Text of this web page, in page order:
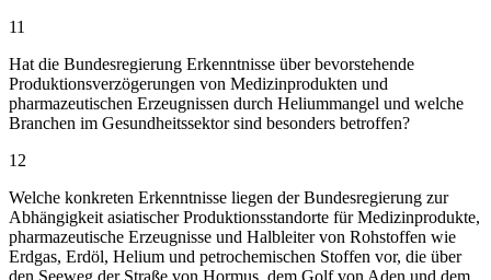
11
Hat die Bundesregierung Erkenntnisse über bevorstehende
Produktionsverzögerungen von Medizinprodukten und
pharmazeutischen Erzeugnissen durch Heliummangel und welche
Branchen im Gesundheitssektor sind besonders betroffen?
12
Welche konkreten Erkenntnisse liegen der Bundesregierung zur
Abhängigkeit asiatischer Produktionsstandorte für Medizinprodukte,
pharmazeutische Erzeugnisse und Halbleiter von Rohstoffen wie
Erdgas, Erdöl, Helium und petrochemischen Stoffen vor, die über
den Seeweg der Straße von Hormus, dem Golf von Aden und dem